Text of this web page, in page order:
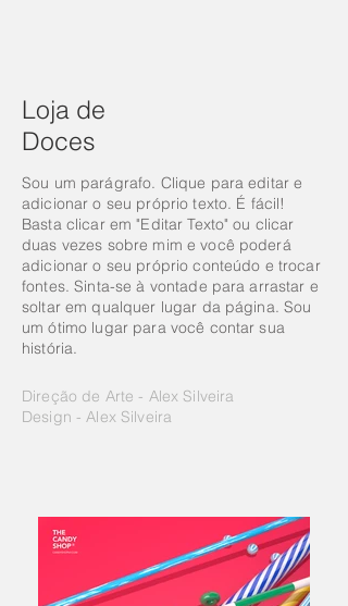
Loja de
Doces
Sou um parágrafo. Clique para editar e
adicionar o seu próprio texto. É fácil!
Basta clicar em "Editar Texto" ou clicar
duas vezes sobre mim e você poderá
adicionar o seu próprio conteúdo e trocar
fontes. Sinta-se à vontade para arrastar e
soltar em qualquer lugar da página. Sou
um ótimo lugar para você contar sua
história.
Direção de Arte - Alex Silveira
Design - Alex Silveira